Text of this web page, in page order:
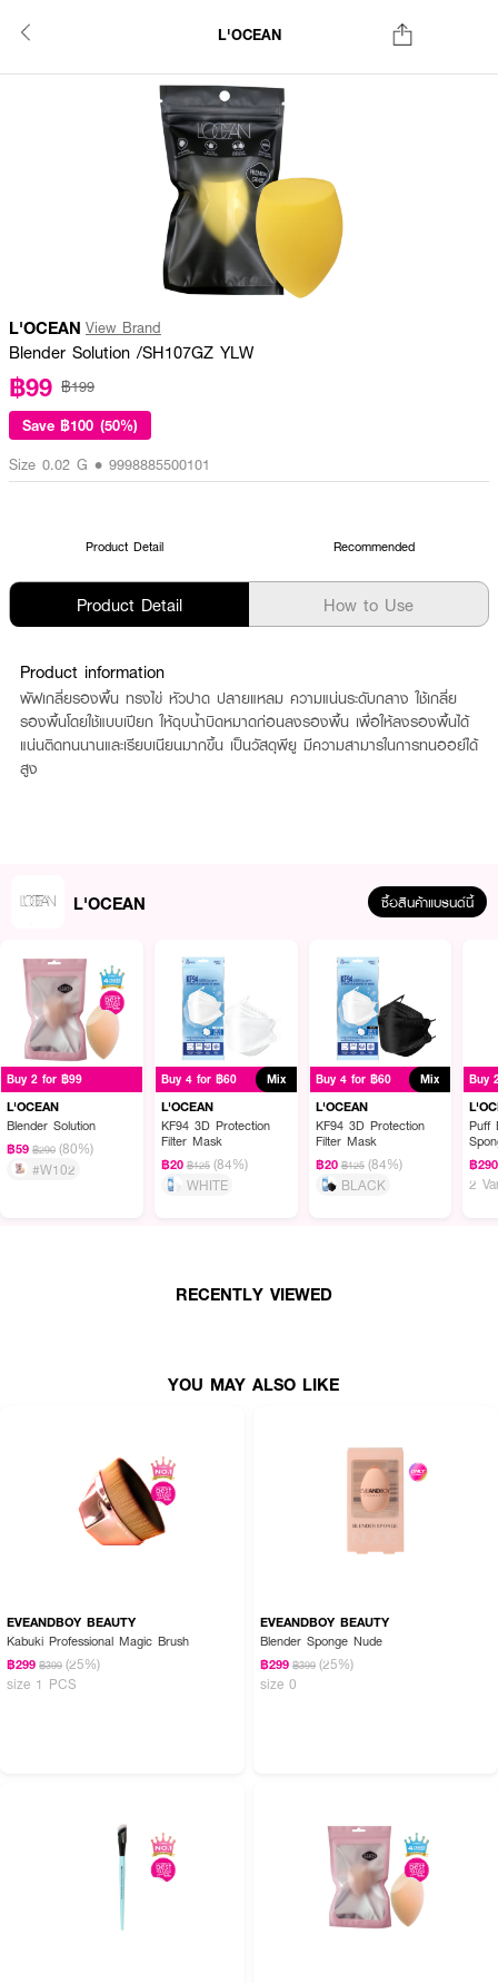
L'OCEAN
L'OCEAN View Brand
Blender Solution /SH107GZ YLW
฿99 ฿199
Save ฿100 (50%)
Size 0.02 G • 9998885500101
Product Detail Recommended
Product Detail How to Use
Product information
พัฟเกลี่ยรองพื้น ทรงไข่ หัวปาด ปลายแหลม ความแน่นระดับกลาง ใช้เกลี่ย
รองพื้นโดยใช้แบบเปียก ให้ฉุบน้ำบิดหมาดก่อนลงรองพื้น เพื่อให้ลงรองพื้นได้
แน่นติดทนนานและเรียบเนียนมากขึ้น เป็นวัสดุพียู มีความสามารในการทนออย์ได้
สูง
L'OCEAN ซื้อสินค้าแบรนด์นี้
Buy 2 for ฿99
L'OCEAN
Blender Solution
฿59 ฿290 (80%)
#W102
Buy 4 for ฿60 Mix
L'OCEAN
KF94 3D Protection
Filter Mask
฿20 ฿125 (84%)
WHITE
Buy 4 for ฿60 Mix
L'OCEAN
KF94 3D Protection
Filter Mask
฿20 ฿125 (84%)
BLACK
Buy
Puff
฿290
2
RECENTLY VIEWED
YOU MAY ALSO LIKE
EVEANDBOY BEAUTY
Kabuki Professional Magic Brush
฿299 ฿399 (25%)
size 1 PCS
EVEANDBOY BEAUTY
Blender Sponge Nude
฿299 ฿399 (25%)
size 0